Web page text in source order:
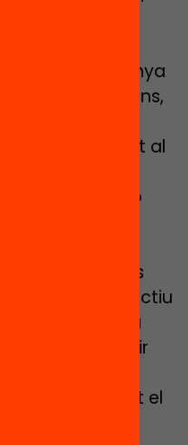
amplis.
per
a la campanya
en donacions,
amb
comunitat al
plataforma
rebre ajudes no
suport
treballs
assolim l’objectiu
guanyat una
(mantenir
col·laboració,
durant tot el